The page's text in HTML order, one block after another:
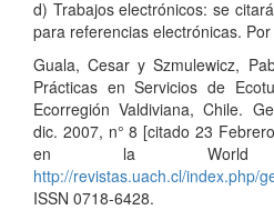
d) Trabajos electrónicos: se
para referencias electrónicas.
Guala, Cesar y Szmulewicz,
Prácticas en Servicios de
Ecorregión Valdiviana, Chile.
dic. 2007, n° 8 [citado 23
en la World
http://revistas.uach.cl/index.php/
ISSN 0718-6428.